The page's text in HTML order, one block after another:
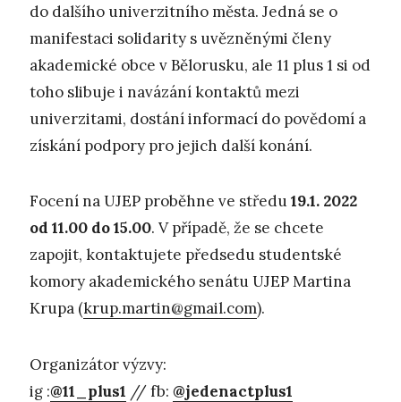
do dalšího univerzitního města. Jedná se o
manifestaci solidarity s uvězněnými členy
akademické obce v Bělorusku, ale 11 plus 1 si od
toho slibuje i navázání kontaktů mezi
univerzitami, dostání informací do povědomí a
získání podpory pro jejich další konání.
Focení na UJEP proběhne ve středu19.1. 2022
od 11.00 do 15.00. V případě, že se chcete
zapojit, kontaktujete předsedu studentské
komory akademického senátu UJEP Martina
Krupa (krup.martin@gmail.com).
Organizátor výzvy:
ig :@11_plus1 // fb: @jedenactplus1